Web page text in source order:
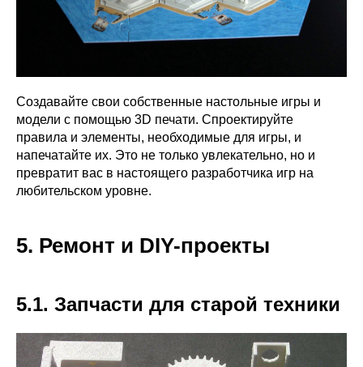
Создавайте свои собственные настольные игры и
модели с помощью 3D печати. Спроектируйте
правила и элементы, необходимые для игры, и
напечатайте их. Это не только увлекательно, но и
превратит вас в настоящего разработчика игр на
любительском уровне.
5. Ремонт и DIY-проекты
5.1. Запчасти для старой техники